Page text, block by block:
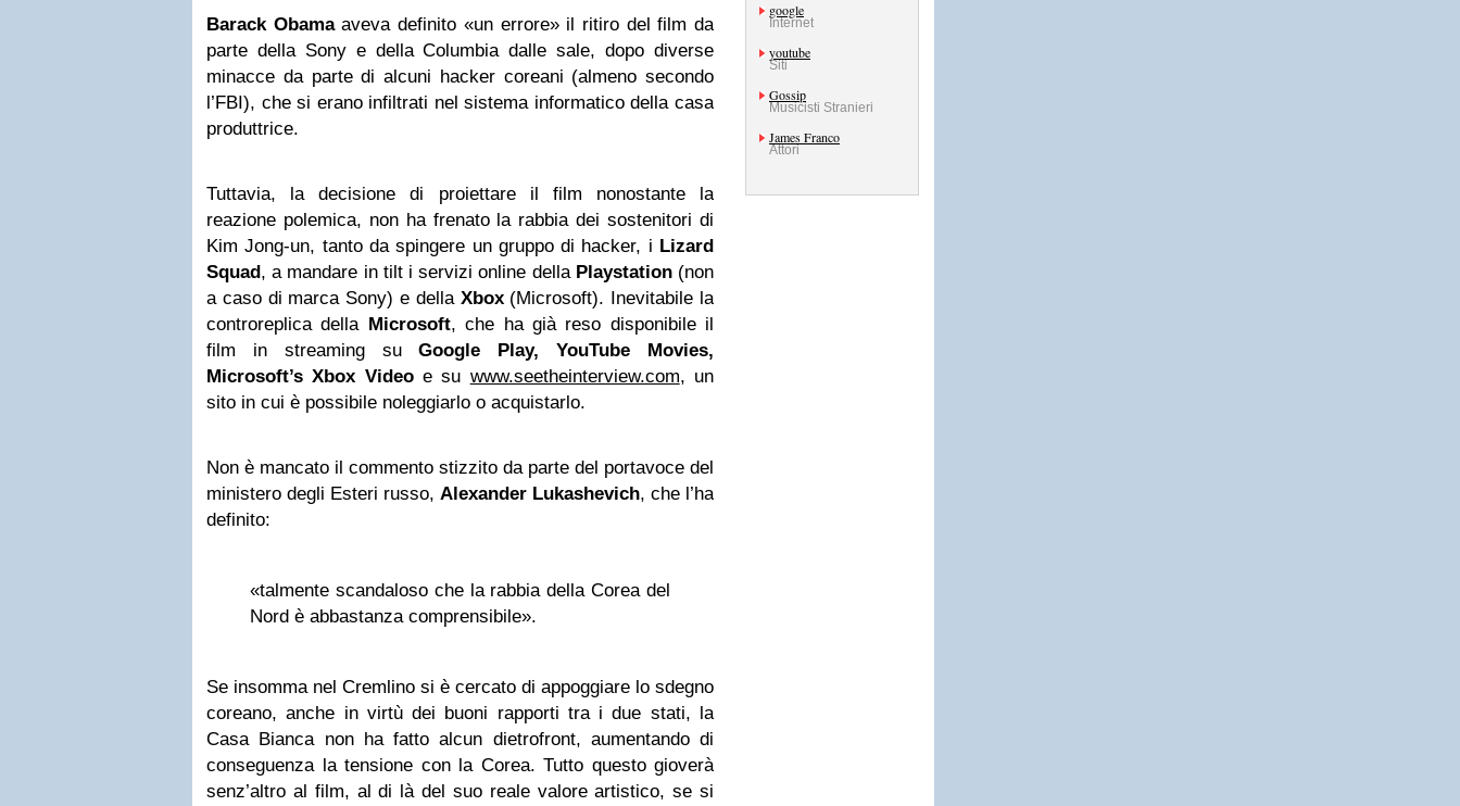
Barack Obamaaveva definito «un errore» il ritiro del film da
parte della Sony e della Columbia dalle sale, dopo diverse
minacce da parte di alcuni hacker coreani (almeno secondo
l’FBI), che si erano infiltrati nel sistema informatico della casa
produttrice.
Tuttavia, la decisione di proiettare il film nonostante la
reazione polemica, non ha frenato la rabbia dei sostenitori di
Kim Jong-un, tanto da spingere un gruppo di hacker, i Lizard
Squad, a mandare in tilt i servizi online della Playstation(non
a caso di marca Sony) e della Xbox(Microsoft). Inevitabile la
controreplica della Microsoft, che ha già reso disponibile il
film in streaming suGoogle Play,YouTube Movies,
Microsoft’s Xbox Videoe su www.seetheinterview.com, un
sito in cui è possibile noleggiarlo o acquistarlo.
Non è mancato il commento stizzito da parte del portavoce del
ministero degli Esteri russo, Alexander Lukashevich, che l’ha
definito:
«talmente scandaloso che la rabbia della Corea del
Nord è abbastanza comprensibile».
Se insomma nel Cremlino si è cercato di appoggiare lo sdegno
coreano, anche in virtù dei buoni rapporti tra i due stati, la
Casa Bianca non ha fatto alcun dietrofront, aumentando di
conseguenza la tensione con la Corea. Tutto questo gioverà
senz’altro al film, al di là del suo reale valore artistico, se si
google
Internet
youtube
Siti
Gossip
Musicisti Stranieri
James Franco
Attori